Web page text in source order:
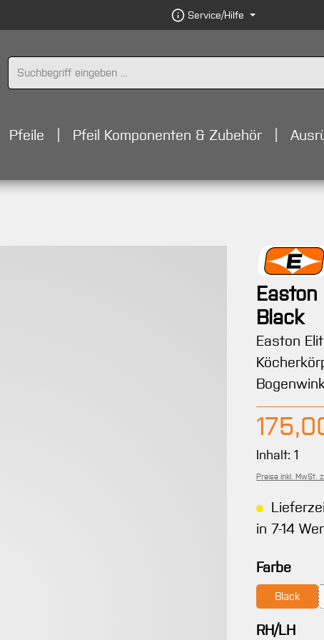
Service/Hilfe
Pfeile Pfeil Komponenten & Zubehör
Easton
Black
Easton
Regulärer
Inhalt:1
Preise inkl. MwSt.
in 7-14
Farbe
Black
RH/LH